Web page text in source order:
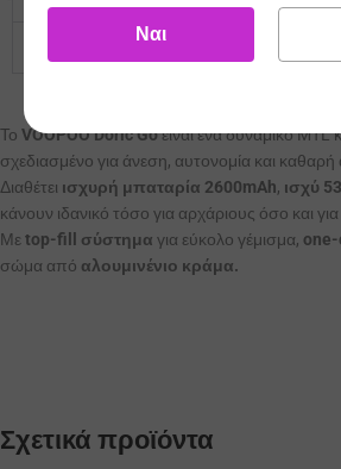
Ναι
Το VOOPOO Doric Goείναι ένα δυναμικό MTL
σχεδιασμένο για άνεση, αυτονομία και
Διαθέτει ισχυρή μπαταρία 2600mAh, ισχύ
κάνουν ιδανικό τόσο για αρχάριους όσο και
Μεtop-fill σύστημα για εύκολο γέμισμα,
σώμα από αλουμινένιο κράμα.
Σχετικά προϊόντα